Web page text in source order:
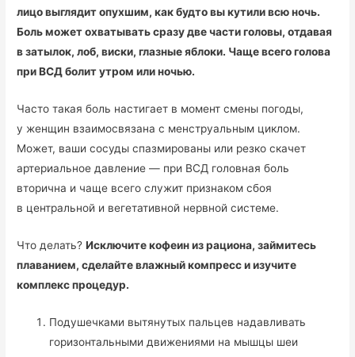
лицо выглядит опухшим, как будто вы кутили всю ночь.
Боль может охватывать сразу две части головы, отдавая
в затылок, лоб, виски, глазные яблоки. Чаще всего голова
при ВСД болит утром или ночью.
Часто такая боль настигает в момент смены погоды,
у женщин взаимосвязана с менструальным циклом.
Может, ваши сосуды спазмированы или резко скачет
артериальное давление — при ВСД головная боль
вторична и чаще всего служит признаком сбоя
в центральной и вегетативной нервной системе.
Что делать?Исключите кофеин из рациона, займитесь
плаванием, сделайте влажный компресс и изучите
комплекс процедур.
Подушечками вытянутых пальцев надавливать
горизонтальными движениями на мышцы шеи